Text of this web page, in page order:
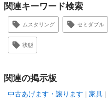
関連キーワード検索
ムスタリング セミダブル
状態
関連の掲示板
中古あげます・譲ります 家具